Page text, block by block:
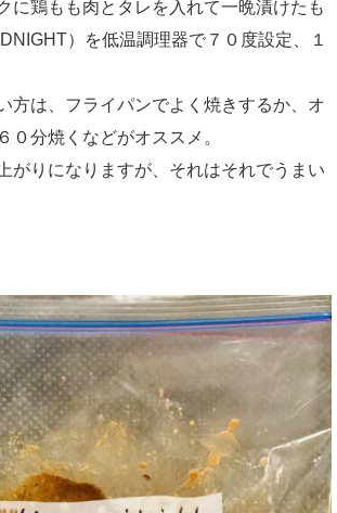
に鶏もも肉とタレを入れて一晩漬けたも
）を低温調理器で７０度設定、１
方は、フライパンでよく焼きするか、オ
０分焼くなどがオススメ。
がりになりますが、それはそれでうまい